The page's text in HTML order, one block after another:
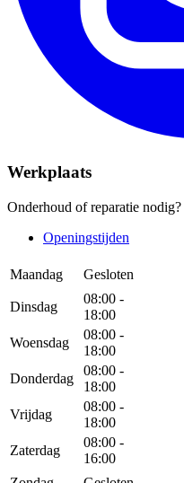
Werkplaats
Onderhoud of reparatie nodig?
Openingstijden
Maandag Gesloten
Dinsdag
08:00 -
18:00
Woensdag
08:00 -
18:00
Donderdag
08:00 -
18:00
Vrijdag
08:00 -
18:00
Zaterdag
08:00 -
16:00